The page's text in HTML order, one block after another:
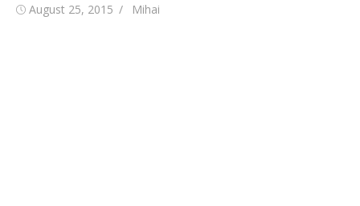
Posted
August 25, 2015 Author
Mihai